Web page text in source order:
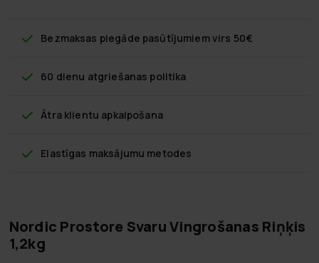
Bezmaksas piegāde pasūtījumiem virs 50€
60 dienu atgriešanas politika
Ātra klientu apkalpošana
Elastīgas maksājumu metodes
Nordic Prostore Svaru Vingrošanas Riņķis
1,2kg